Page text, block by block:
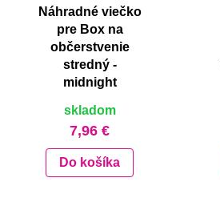
Náhradné viečko
pre Box na
občerstvenie
stredný -
midnight
skladom
7,96 €
Do košíka